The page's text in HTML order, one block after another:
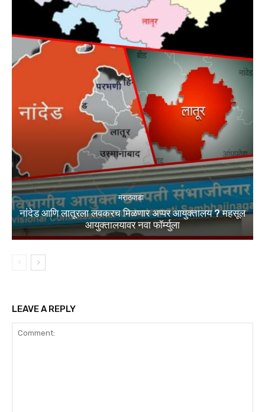
मराठवाडा
नांदेड आणि लातूरला लवकरच मिळणार अप्पर आयुक्तालय ? महसूल
आयुक्तालयावर नवा फॉर्म्युला
LEAVE A REPLY